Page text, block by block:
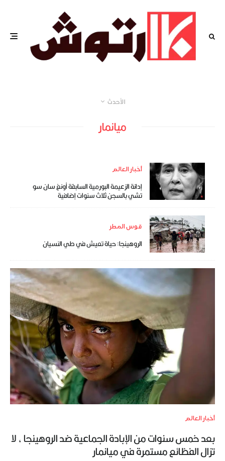
الأحدث
ميانمار
أخبار العالم
إدانة الزعيمة البورمية السابقة أونغ سان سو
تشي بالسجن ثلاث سنوات إضافية
قوس المطر
الروهينجا: حياة تعيش في طي النسيان
أخبار العالم
بعد خمس سنوات من الإبادة الجماعية ضد الروهينجا ، لا
تزال الفظائع مستمرة في ميانمار